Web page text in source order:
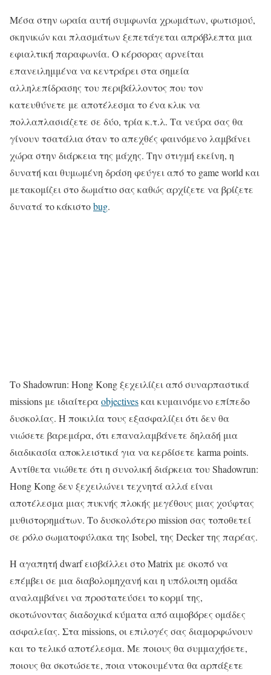
Μέσα στην ωραία αυτή συμφωνία χρωμάτων, φωτισμού,
σκηνικών και πλασμάτων ξεπετάγεται απρόβλεπτα μια
εφιαλτική παραφωνία. Ο κέρσορας αρνείται
επανειλημμένα να κεντράρει στα σημεία
αλληλεπίδρασης του περιβάλλοντος που τον
κατευθύνετε με αποτέλεσμα το ένα κλικ να
πολλαπλασιάζετε σε δύο, τρία κ.τ.λ. Τα νεύρα σας θα
γίνουν τσατάλια όταν το απεχθές φαινόμενο λαμβάνει
χώρα στην διάρκεια της μάχης. Την στιγμή εκείνη, η
δυνατή και θυμωμένη δράση φεύγει από το game world και
μετακομίζει στο δωμάτιο σας καθώς αρχίζετε να βρίζετε
δυνατά το κάκιστοbug.
Το Shadowrun: Hong Kong ξεχειλίζει από συναρπαστικά
missions με ιδιαίτεραobjectivesκαι κυμαινόμενο επίπεδο
δυσκολίας. Η ποικιλία τους εξασφαλίζει ότι δεν θα
νιώσετε βαρεμάρα, ότι επαναλαμβάνετε δηλαδή μια
διαδικασία αποκλειστικά για να κερδίσετε karma points.
Αντίθετα νιώθετε ότι η συνολική διάρκεια του Shadowrun:
Hong Kong δεν ξεχειλώνει τεχνητά αλλά είναι
αποτέλεσμα μιας πυκνής πλοκής μεγέθους μιας χούφτας
μυθιστορημάτων. Το δυσκολότερο mission σας τοποθετεί
σε ρόλο σωματοφύλακα της Isobel, της Decker της παρέας.
Η αγαπητή dwarf εισβάλλει στο Matrix με σκοπό να
επέμβει σε μια διαβολομηχανή και η υπόλοιπη ομάδα
αναλαμβάνει να προστατεύσει το κορμί της,
σκοτώνοντας διαδοχικά κύματα από αιμοβόρες ομάδες
ασφαλείας. Στα missions, οι επιλογές σας διαμορφώνουν
και το τελικό αποτέλεσμα. Με ποιους θα συμμαχήσετε,
ποιους θα σκοτώσετε, ποια ντοκουμέντα θα αρπάξετε